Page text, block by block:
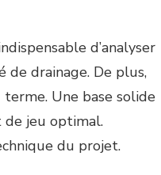
d’analyser
de drainage. De plus,
Une base solide
jeu optimal.
du projet.